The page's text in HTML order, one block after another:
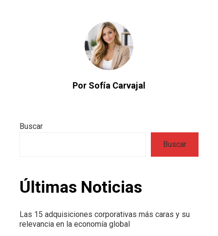
Por Sofía Carvajal
Buscar
Buscar
Últimas Noticias
Las 15 adquisiciones corporativas más caras y su
relevancia en la economía global